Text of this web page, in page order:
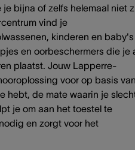
bijna of zelfs helemaal niet
vind je
kinderen en baby's
en oorbeschermers die je
plaatst. Jouw Lapperre-
voor op basis
hebt, de mate waarin je
je om aan het toestel te
en zorgt voor het